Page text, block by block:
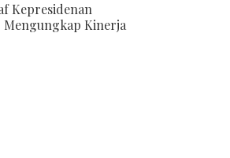
Kepresidenan
Mengungkap Kinerja